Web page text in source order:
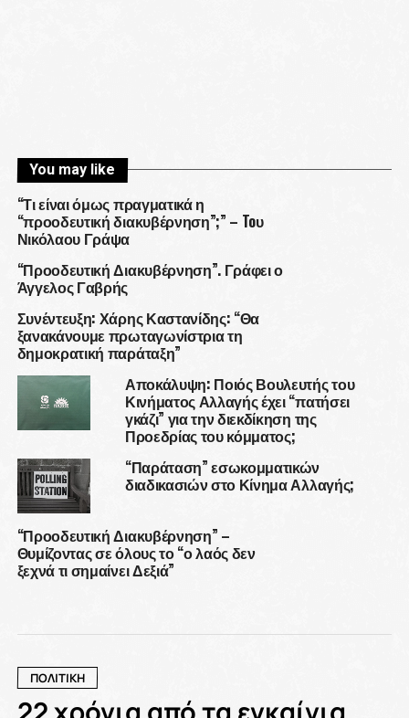
You may like
“Τι είναι όμως πραγματικά η
“προοδευτική διακυβέρνηση”;” – Toυ
Νικόλαου Γράψα
“Προοδευτική Διακυβέρνηση”. Γράφει ο
Άγγελος Γαβρής
Συνέντευξη: Χάρης Καστανίδης: “Θα
ξανακάνουμε πρωταγωνίστρια τη
δημοκρατική παράταξη”
Αποκάλυψη: Ποιός Βουλευτής του
Κινήματος Αλλαγής έχει “πατήσει
γκάζι” για την διεκδίκηση της
Προεδρίας του κόμματος;
“Παράταση” εσωκομματικών
διαδικασιών στο Κίνημα Αλλαγής;
“Προοδευτική Διακυβέρνηση” –
Θυμίζοντας σε όλους το “ο λαός δεν
ξεχνά τι σημαίνει Δεξιά”
ΠΟΛΙΤΙΚΗ